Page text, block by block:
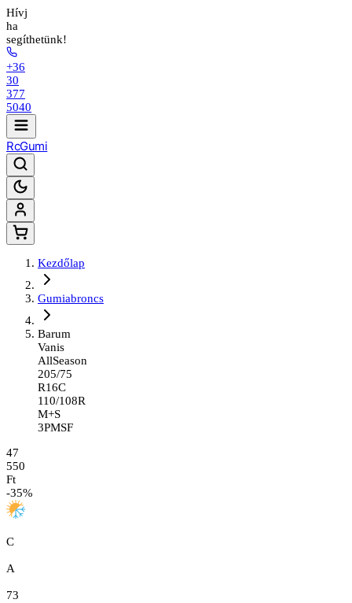
Hívj
ha
segíthetünk!
+36
30
377
5040
RcGumi
Kezdőlap
Gumiabroncs
Barum
Vanis
AllSeason
205/75
R16C
110/108R
M+S
3PMSF
47
550
Ft
-35%
C
A
73